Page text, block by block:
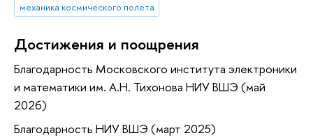
механика космического полета
Достижения и поощрения
Благодарность Московского института электроники
и математики им. А.Н. Тихонова НИУ ВШЭ (май
2026)
Благодарность НИУ ВШЭ (март 2025)